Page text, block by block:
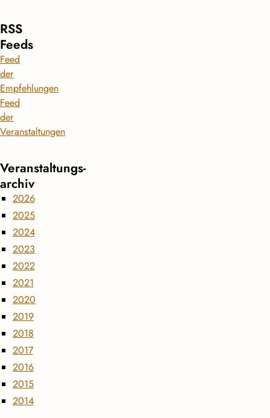
RSS
Feeds
Feed
der
Empfehlungen
Feed
der
Veranstaltungen
Veranstaltungs­
archiv
2026
2025
2024
2023
2022
2021
2020
2019
2018
2017
2016
2015
2014